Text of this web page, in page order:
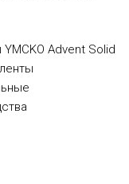
Advent Solid